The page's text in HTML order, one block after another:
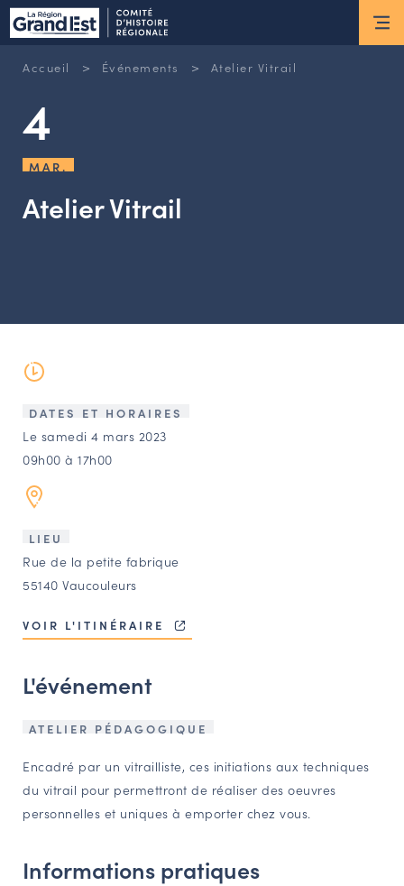
ESPACE MEMBRE
RETOUR SUR LES DERNIÈRES
INSCRIPTION À LA NEWSLETTER
LES ACTIONS PHARES
CONTACT
Agenda
Annuaire
Ressources
BOURSE D’ÉCHANGE
CARTES DES NAUDIN
Espace acteurs
Accueil > Événements > Atelier Vitrail
4
MAR.
Atelier Vitrail
DATES ET HORAIRES
Le samedi 4 mars 2023
09h00 à 17h00
LIEU
Rue de la petite fabrique
55140 Vaucouleurs
VOIR L'ITINÉRAIRE
L'événement
ATELIER PÉDAGOGIQUE
Encadré par un vitrailliste, ces initiations aux techniques
du vitrail pour permettront de réaliser des oeuvres
personnelles et uniques à emporter chez vous.
Informations pratiques